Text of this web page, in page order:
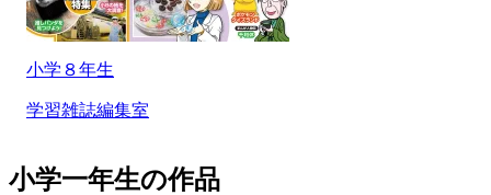
小学８年生
学習雑誌編集室
小学一年生の作品